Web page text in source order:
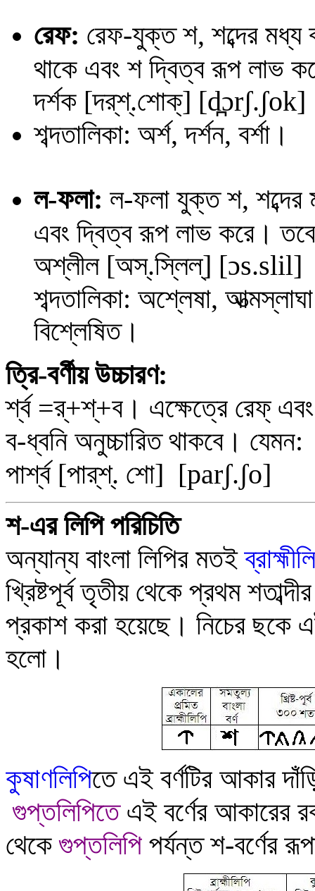
রেফ: রেফ-যুক্ত শ, শব্দের মধ্য
থাকে এবং শ দ্বিত্ব রূপ লাভ
দর্শক [দর্‌শ্.শোক্] [d̪ɔrʃ.ʃok]
শব্দতালিকা: অর্শ, দর্শন, বর্শা।
ল-ফলা: ল-ফলা যুক্ত শ, শব্দের
এবং দ্বিত্ব রূপ লাভ করে।
অশ্লীল[অস্.স্লিল্] [ɔs.slil]
শব্দতালিকা: অশ্লেষা,
বিশ্লেষিত।
ত্রি-বর্ণীয় উচ্চারণ:
র্শ্ব =র্+শ্+ব। এক্ষেত্রে রেফ্
ব-ধ্বনি অনুচ্চারিত থাকবে। যেমন:
পার্শ্ব [পার্‌শ্. শো] [parʃ.ʃo]
শ-এর লিপি পরিচিতি
অন্যান্য বাংলা লিপির মতই
খ্রিষপূর্ব তৃতীয় থেকে প্রথম
প্রকাশ করা হয়েছে। নিচের ছকে
হলো ।
কুষাণলিপিতেএই বর্ণটির আকার
গুপ্তলিপিতএই বর্ণের আকারের
থেকেগুপ্তলিপি পর্যন্ত শ-বর্ণের